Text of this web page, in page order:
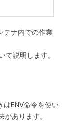
テナ内での作業
て説明します。
ENV命令を使い
があります。